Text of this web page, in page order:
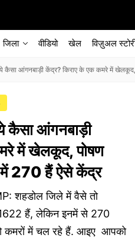
जिला वीडियो खेल विज़ुअल
आंगनबाड़ी केंद्र? किराए के एक कमरे में
आंगनबाड़ी
में खेलकूद, पोषण
270 हैं ऐसे केंद्र
शहडोल जिले में वैसे तो
हैं, लेकिन इनमें से 270
कमरों में चल रहे हैं. आइए आपको